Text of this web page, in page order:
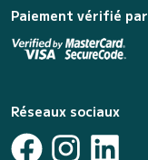
Paiement vérifié par
Réseaux sociaux